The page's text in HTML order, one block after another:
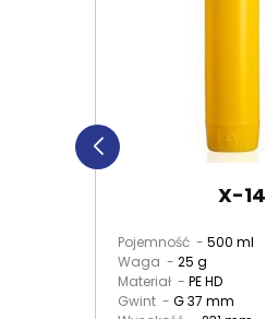
X-14
Pojemność - 500 ml
Waga - 25 g
Materiał - PE HD
Gwint - G 37 mm